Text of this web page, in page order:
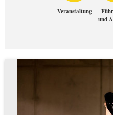
Veranstaltung
und